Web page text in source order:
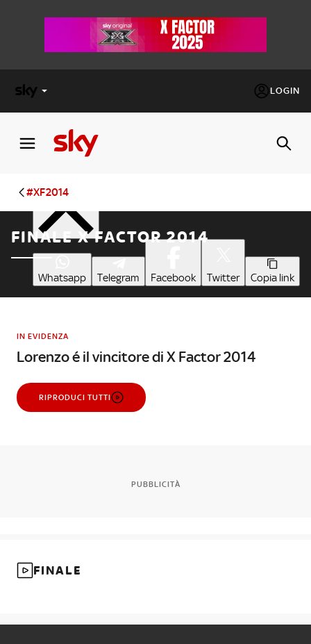
LOGIN
FACTOR
Cos’altro vedere:
PROGRAMMI SKY
Un mondo di offerte:
SKY.IT
#XF2014
FINALE X FACTOR 2014
Whatsapp Telegram Facebook Twitter Copia link
IN EVIDENZA
Lorenzo é il vincitore di X Factor 2014
RIPRODUCI TUTTI
PUBBLICITÀ
FINALE